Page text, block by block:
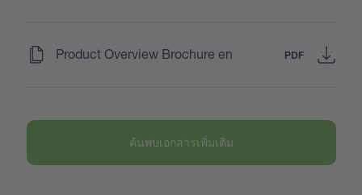
Product Overview Brochure en PDF
ค้นพบเอกสารเพิ่มเติม